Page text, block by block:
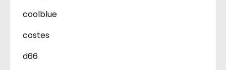
coolblue
costes
d66